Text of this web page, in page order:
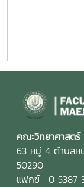
คณะวิทยาศาสตร์
63 หมู่ 4 ตำบลห
50290
แฟกซ์ : 0 5387